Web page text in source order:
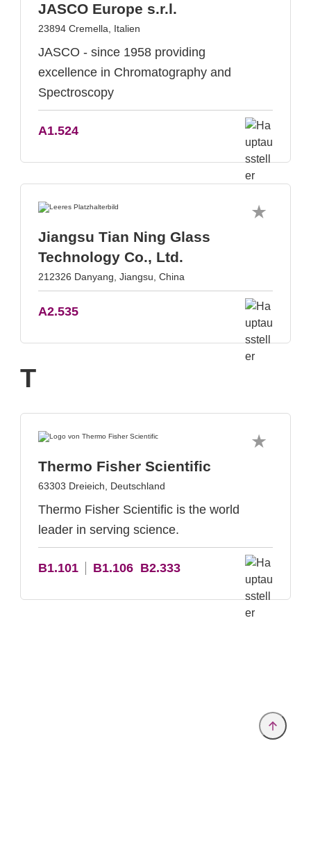
JASCO Europe s.r.l.
23894 Cremella, Italien
JASCO - since 1958 providing
excellence in Chromatography and
Spectroscopy
A1.524
Jiangsu Tian Ning Glass
Technology Co., Ltd.
212326 Danyang, Jiangsu, China
A2.535
T
Thermo Fisher Scientific
63303 Dreieich, Deutschland
Thermo Fisher Scientific is the world
leader in serving science.
B1.101 B1.106 B2.333